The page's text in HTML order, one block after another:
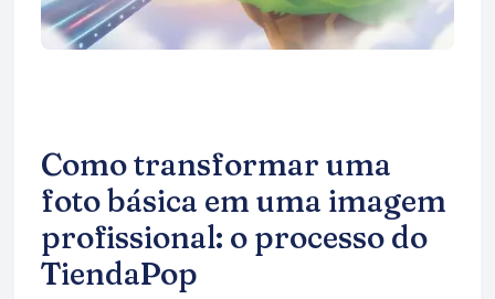
Como transformar uma
foto básica em uma imagem
profissional: o processo do
TiendaPop